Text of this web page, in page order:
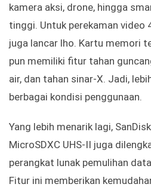
kamera aksi, drone, hingga
tinggi. Untuk perekaman video
juga lancar lho. Kartu memori
pun memiliki fitur tahan
air, dan tahan sinar-X. Jadi,
berbagai kondisi penggunaan.
Yang lebih menarik lagi,
MicroSDXC UHS-II juga
perangkat lunak pemulihan
Fitur ini memberikan